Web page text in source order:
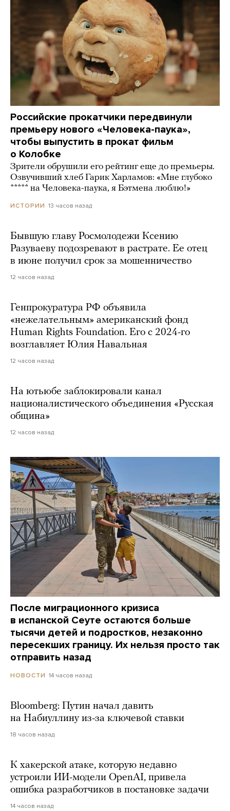
Российские прокатчики передвинули
премьеру нового «Человека-паука»,
чтобы выпустить в прокат фильм
о Колобке
Зрители обрушили его рейтинг еще до премьеры.
Озвучивший хлеб Гарик Харламов: «Мне глубоко
***** на Человека-паука, я Бэтмена люблю!»
ИСТОРИИ 13 часов назад
Бывшую главу Росмолодежи Ксению
Разуваеву подозревают в растрате. Ее отец
в июне получил срок за мошенничество
12 часов назад
Генпрокуратура РФ объявила
«нежелательным» американский фонд
Human Rights Foundation. Его с 2024-го
возглавляет Юлия Навальная
12 часов назад
На ютьюбе заблокировали канал
националистического объединения «Русская
община»
12 часов назад
После миграционного кризиса
в испанской Сеуте остаются больше
тысячи детей и подростков, незаконно
пересекших границу. Их нельзя просто так
отправить назад
НОВОСТИ 14 часов назад
Bloomberg: Путин начал давить
на Набиуллину из-за ключевой ставки
18 часов назад
К хакерской атаке, которую недавно
устроили ИИ-модели OpenAI, привела
ошибка разработчиков в постановке задачи
14 часов назад